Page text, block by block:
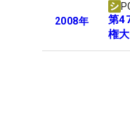
2008年
第
権